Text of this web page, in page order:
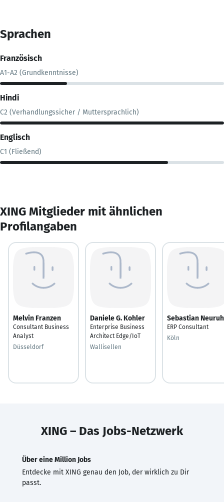
Sprachen
Französisch
A1-A2 (Grundkenntnisse)
Hindi
C2 (Verhandlungssicher / Muttersprachlich)
Englisch
C1 (Fließend)
XING Mitglieder mit ähnlichen
Profilangaben
Melvin Franzen
Consultant Business
Analyst
Düsseldorf
Daniele G. Kohler
Enterprise Business
Architect Edge/IoT
Wallisellen
Sebastian
ERP Consultant
Köln
XING – Das Jobs-Netzwerk
Über eine Million Jobs
Entdecke mit XING genau den Job, der wirklich zu Dir
passt.